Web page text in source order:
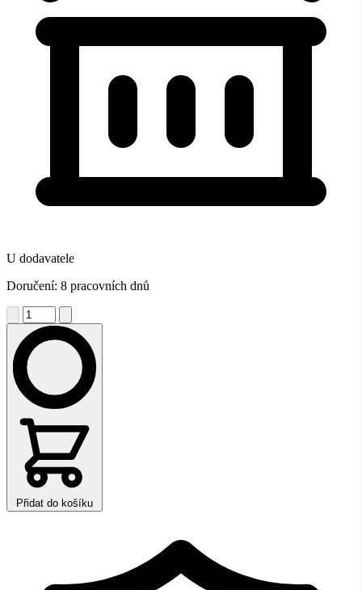
U dodavatele
Doručení: 8 pracovních dnů
Přidat do košíku